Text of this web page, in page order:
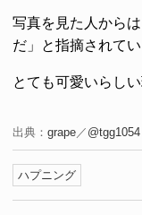
写真を見た人から
だ」と指摘されてい
とても可愛いらしい
出典： grape ／ @tgg1054
ハプニング